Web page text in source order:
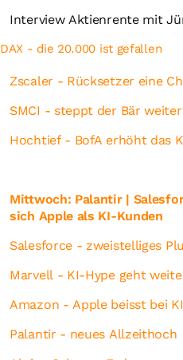
Interview Aktienrente mit
DAX - die 20.000 ist gefallen
Zscaler - Rücksetzer eine
SMCI - steppt der Bär
Hochtief - BofA erhöht das
Mittwoch: Palantir |
sich Apple als KI-Kunden
Salesforce - zweistelliges
Marvell - KI-Hype geht
Amazon - Apple beisst bei
Palantir - neues Allzeithoch